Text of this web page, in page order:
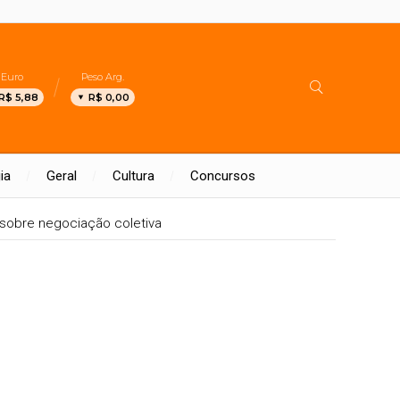
Euro
5,88
Peso Arg.
R$ 0,00
Geral Cultura Concursos
negociação coletiva